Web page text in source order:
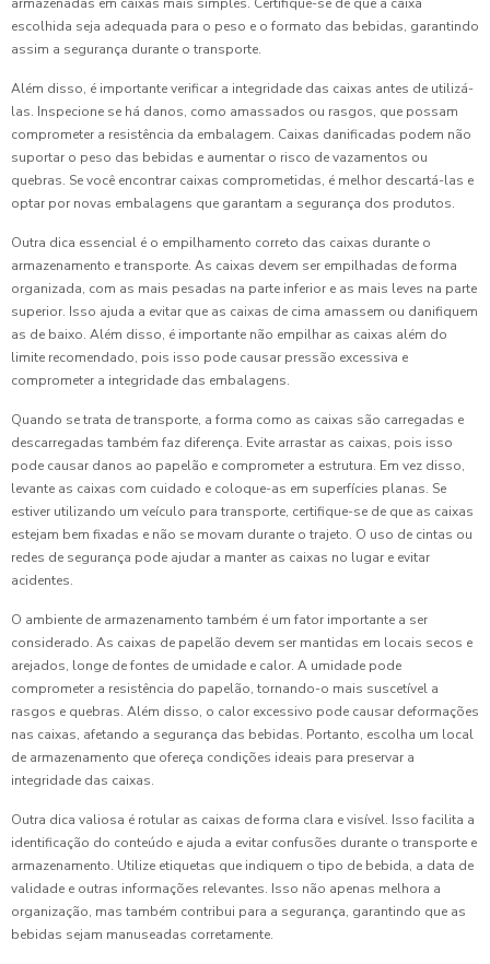
escolhida seja adequada para o peso e o formato das bebidas, garantindo
assim a segurança durante o transporte.
Além disso, é importante verificar a integridade das caixas antes de utilizá-
las. Inspecione se há danos, como amassados ou rasgos, que possam
comprometer a resistência da embalagem. Caixas danificadas podem não
suportar o peso das bebidas e aumentar o risco de vazamentos ou
quebras. Se você encontrar caixas comprometidas, é melhor descartá-las e
optar por novas embalagens que garantam a segurança dos produtos.
Outra dica essencial é o empilhamento correto das caixas durante o
armazenamento e transporte. As caixas devem ser empilhadas de forma
organizada, com as mais pesadas na parte inferior e as mais leves na parte
superior. Isso ajuda a evitar que as caixas de cima amassem ou danifiquem
as de baixo. Além disso, é importante não empilhar as caixas além do
limite recomendado, pois isso pode causar pressão excessiva e
comprometer a integridade das embalagens.
Quando se trata de transporte, a forma como as caixas são carregadas e
descarregadas também faz diferença. Evite arrastar as caixas, pois isso
pode causar danos ao papelão e comprometer a estrutura. Em vez disso,
levante as caixas com cuidado e coloque-as em superfícies planas. Se
estiver utilizando um veículo para transporte, certifique-se de que as caixas
estejam bem fixadas e não se movam durante o trajeto. O uso de cintas ou
redes de segurança pode ajudar a manter as caixas no lugar e evitar
acidentes.
O ambiente de armazenamento também é um fator importante a ser
considerado. As caixas de papelão devem ser mantidas em locais secos e
arejados, longe de fontes de umidade e calor. A umidade pode
comprometer a resistência do papelão, tornando-o mais suscetível a
rasgos e quebras. Além disso, o calor excessivo pode causar deformações
nas caixas, afetando a segurança das bebidas. Portanto, escolha um local
de armazenamento que ofereça condições ideais para preservar a
integridade das caixas.
Outra dica valiosa é rotular as caixas de forma clara e visível. Isso facilita a
identificação do conteúdo e ajuda a evitar confusões durante o transporte e
armazenamento. Utilize etiquetas que indiquem o tipo de bebida, a data de
validade e outras informações relevantes. Isso não apenas melhora a
organização, mas também contribui para a segurança, garantindo que as
bebidas sejam manuseadas corretamente.